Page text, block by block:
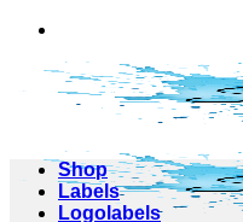
Zum
springen
Shop
Labels
Logolabels